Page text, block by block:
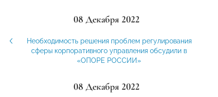
08 Декабря 2022
Необходимость решения проблем регулирования
сферы корпоративного управления обсудили в
«ОПОРЕ РОССИИ»
08 Декабря 2022